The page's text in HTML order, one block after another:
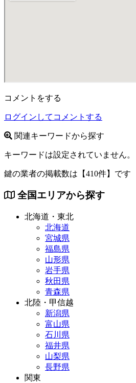
コメントをする
ログインしてコメントする
関連キーワードから探す
キーワードは設定されていません。
鍵の業者の掲載数は 【410件】 です
全国エリアから探す
北海道・東北
北海道
宮城県
福島県
山形県
岩手県
秋田県
青森県
北陸・甲信越
新潟県
富山県
石川県
福井県
山梨県
長野県
関東